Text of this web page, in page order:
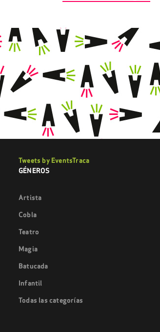
Tweets by EventsTraca
GÉNEROS
Artista
Cobla
Teatro
Magia
Batucada
Infantil
Todas las categorías